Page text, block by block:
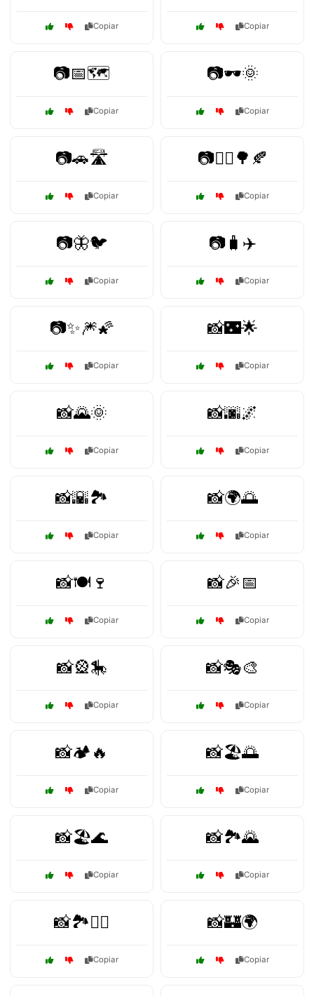
Copiar Copiar
📷📅🗺️
Copiar
📷🕶️🌞
Copiar
📷🚗🛣️
Copiar
📷🚶‍♂️🌳🍂
Copiar
📷🦋🐦
Copiar
📷🧳✈️
Copiar
📷✨🎆🌠
Copiar
📸🌃🌟
Copiar
📸🌄🌞
Copiar
📸🌆🌌
Copiar
📸🌇🏞️
Copiar
📸🌍🌅
Copiar
📸🍽️🍷
Copiar
📸🎉📅
Copiar
📸🎡🎠
Copiar
📸🎭🎨
Copiar
📸🏕️🔥
Copiar
📸🏖️🌅
Copiar
📸🏖️🌊
Copiar
📸🏞️🌄
Copiar
📸🏞️🚣‍♂️
Copiar
📸🏰🌍
Copiar